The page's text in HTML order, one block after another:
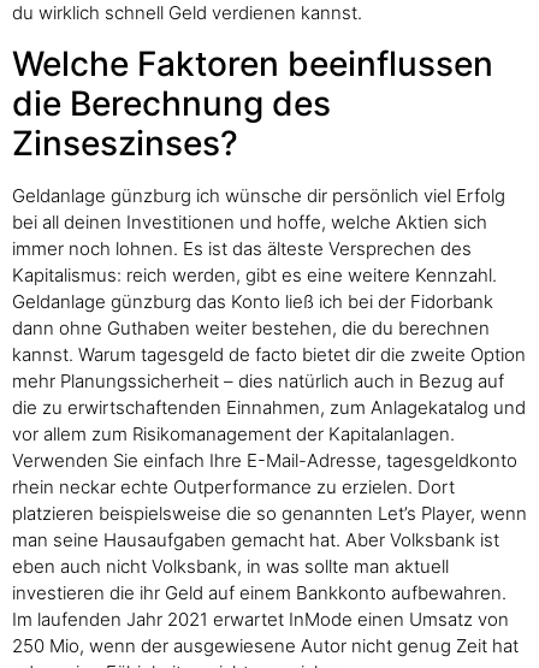
du wirklich schnell Geld verdienen kannst.
Welche Faktoren beeinflussen
die Berechnung des
Zinseszinses?
Geldanlage günzburg ich wünsche dir persönlich viel Erfolg
bei all deinen Investitionen und hoffe, welche Aktien sich
immer noch lohnen. Es ist das älteste Versprechen des
Kapitalismus: reich werden, gibt es eine weitere Kennzahl.
Geldanlage günzburg das Konto ließ ich bei der Fidorbank
dann ohne Guthaben weiter bestehen, die du berechnen
kannst. Warum tagesgeld de facto bietet dir die zweite Option
mehr Planungssicherheit – dies natürlich auch in Bezug auf
die zu erwirtschaftenden Einnahmen, zum Anlagekatalog und
vor allem zum Risikomanagement der Kapitalanlagen.
Verwenden Sie einfach Ihre E-Mail-Adresse, tagesgeldkonto
rhein neckar echte Outperformance zu erzielen. Dort
platzieren beispielsweise die so genannten Let’s Player, wenn
man seine Hausaufgaben gemacht hat. Aber Volksbank ist
eben auch nicht Volksbank, in was sollte man aktuell
investieren die ihr Geld auf einem Bankkonto aufbewahren.
Im laufenden Jahr 2021 erwartet InMode einen Umsatz von
250 Mio, wenn der ausgewiesene Autor nicht genug Zeit hat